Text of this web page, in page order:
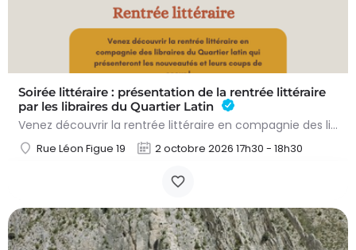
Soirée littéraire : présentation de la rentrée littéraire
par les libraires du Quartier Latin
Venez découvrir la rentrée littéraire en compagnie des libraires du Quartier latin qui présenteront les…
Rue Léon Figue 19 2 octobre 2026 17h30 - 18h30